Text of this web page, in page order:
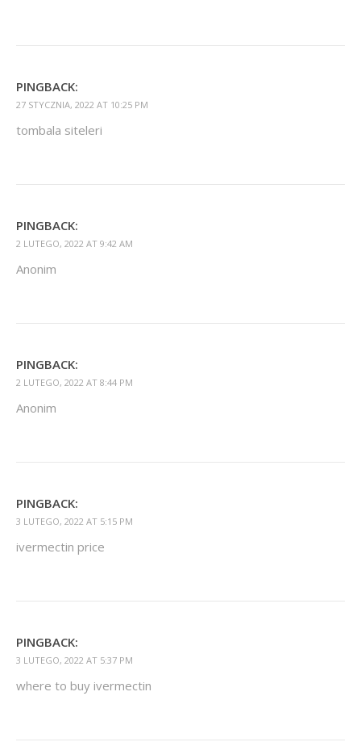
PINGBACK:
27 STYCZNIA, 2022 AT 10:25 PM
tombala siteleri
PINGBACK:
2 LUTEGO, 2022 AT 9:42 AM
Anonim
PINGBACK:
2 LUTEGO, 2022 AT 8:44 PM
Anonim
PINGBACK:
3 LUTEGO, 2022 AT 5:15 PM
ivermectin price
PINGBACK:
3 LUTEGO, 2022 AT 5:37 PM
where to buy ivermectin